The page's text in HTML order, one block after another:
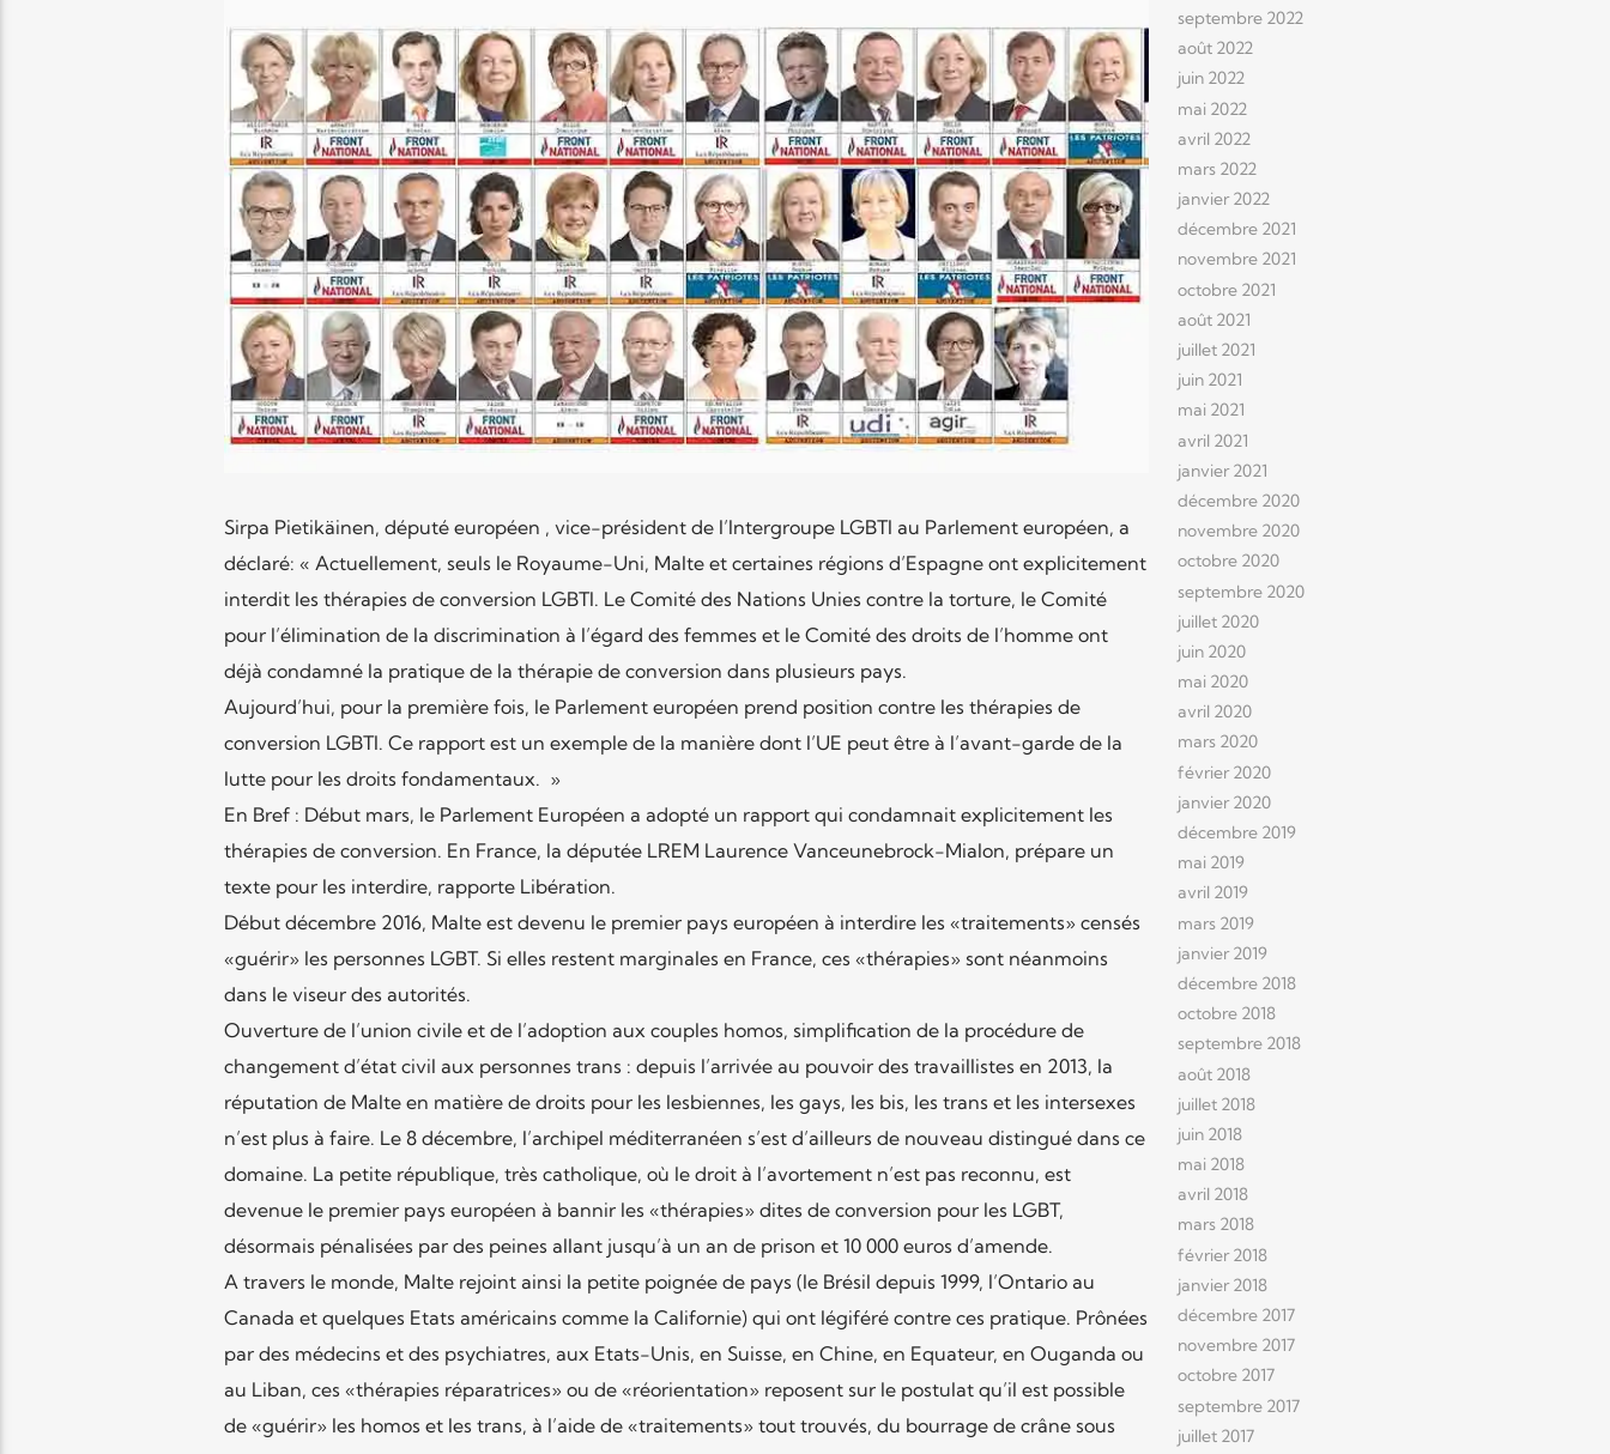
Sirpa Pietikäinen, député européen , vice-président de l’Intergroupe LGBTI au Parlement européen, a
déclaré: « Actuellement, seuls le Royaume-Uni, Malte et certaines régions d’Espagne ont explicitement
interdit les thérapies de conversion LGBTI. Le Comité des Nations Unies contre la torture, le Comité
pour l’élimination de la discrimination à l’égard des femmes et le Comité des droits de l’homme ont
déjà condamné la pratique de la thérapie de conversion dans plusieurs pays.
Aujourd’hui, pour la première fois, le Parlement européen prend position contre les thérapies de
conversion LGBTI. Ce rapport est un exemple de la manière dont l’UE peut être à l’avant-garde de la
lutte pour les droits fondamentaux. »
En Bref : Début mars, le Parlement Européen a adopté un rapport qui condamnait explicitement les
thérapies de conversion. En France, la députée LREM Laurence Vanceunebrock-Mialon, prépare un
texte pour les interdire, rapporte Libération.
Début décembre 2016, Malte est devenu le premier pays européen à interdire les «traitements» censés
«guérir» les personnes LGBT. Si elles restent marginales en France, ces «thérapies» sont néanmoins
dans le viseur des autorités.
Ouverture de l’union civile et de l’adoption aux couples homos, simplification de la procédure de
changement d’état civil aux personnes trans : depuis l’arrivée au pouvoir des travaillistes en 2013, la
réputation de Malte en matière de droits pour les lesbiennes, les gays, les bis, les trans et les intersexes
n’est plus à faire. Le 8 décembre, l’archipel méditerranéen s’est d’ailleurs de nouveau distingué dans ce
domaine. La petite république, très catholique, où le droit à l’avortement n’est pas reconnu, est
devenue le premier pays européen à bannir les «thérapies» dites de conversion pour les LGBT,
désormais pénalisées par des peines allant jusqu’à un an de prison et 10 000 euros d’amende.
A travers le monde, Malte rejoint ainsi la petite poignée de pays (le Brésil depuis 1999, l’Ontario au
Canada et quelques Etats américains comme la Californie) qui ont légiféré contre ces pratique. Prônées
par des médecins et des psychiatres, aux Etats-Unis, en Suisse, en Chine, en Equateur, en Ouganda ou
au Liban, ces «thérapies réparatrices» ou de «réorientation» reposent sur le postulat qu’il est possible
de «guérir» les homos et les trans, à l’aide de «traitements» tout trouvés, du bourrage de crâne sous
septembre 2022
août 2022
juin 2022
mai 2022
avril 2022
mars 2022
janvier 2022
décembre 2021
novembre 2021
octobre 2021
août 2021
juillet 2021
juin 2021
mai 2021
avril 2021
janvier 2021
décembre 2020
novembre 2020
octobre 2020
septembre 2020
juillet 2020
juin 2020
mai 2020
avril 2020
mars 2020
février 2020
janvier 2020
décembre 2019
mai 2019
avril 2019
mars 2019
janvier 2019
décembre 2018
octobre 2018
septembre 2018
août 2018
juillet 2018
juin 2018
mai 2018
avril 2018
mars 2018
février 2018
janvier 2018
décembre 2017
novembre 2017
octobre 2017
septembre 2017
juillet 2017